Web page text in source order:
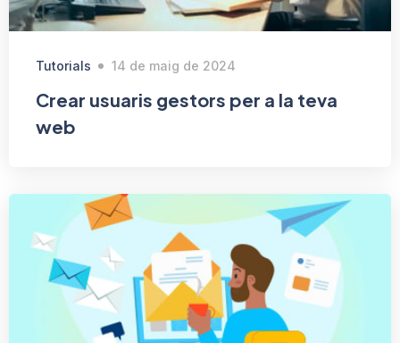
Tutorials 14 de maig de 2024
Crear usuaris gestors per a la teva
web